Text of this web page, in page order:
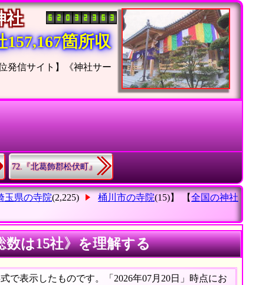
社
箇所収
発信サイト】《神社サー
72.『北葛飾郡松伏町』
玉県の寺院(2,225) 桶川市の寺院(15)】 【全国の神社
数は15社》を理解する
で表示したものです。「2026年07月20日」時点にお